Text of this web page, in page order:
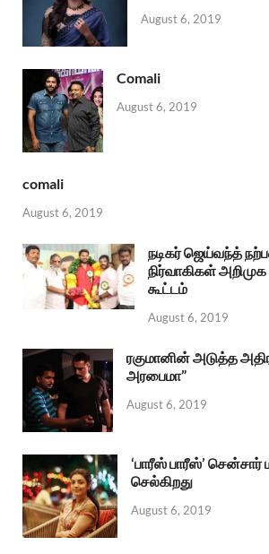
August 6, 2019
Comali
August 6, 2019
comali
August 6, 2019
நடிகர் ஜெய்வந்த்
நிர்வாகிகள்
கூட்டம்
August 6, 2019
ரகுமானின் அடுத்த
அரபைமா”
August 6, 2019
‘பாரீஸ் பாரீஸ்’ சென்சார்
செல்கிறது
August 6, 2019